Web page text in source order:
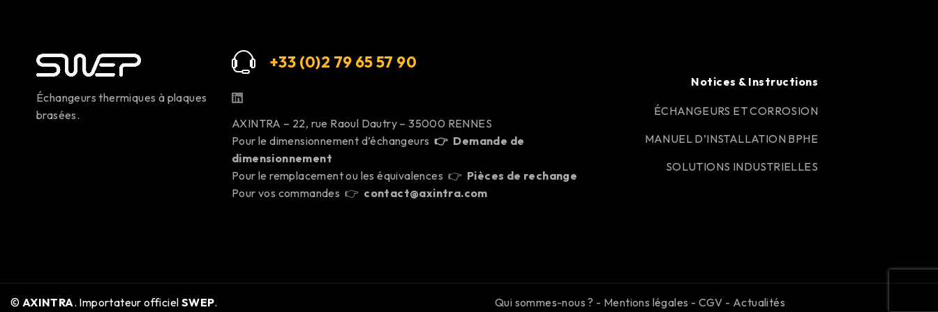
Échangeurs thermiques à plaques
brasées.
+33 (0)2 79 65 57 90
AXINTRA – 22, rue Raoul Dautry – 35000 RENNES
Pour le dimensionnement d’échangeurs👉 Demande de
dimensionnement
Pour le remplacement ou les équivalences 👉 Pièces de rechange
Pour vos commandes 👉 contact@axintra.com
Notices & Instructions
ÉCHANGEURS ET CORROSION
MANUEL D’INSTALLATION BPHE
SOLUTIONS INDUSTRIELLES
© AXINTRA. Importateur officiel SWEP. Qui sommes-nous ? - Mentions légales - CGV - Actualités